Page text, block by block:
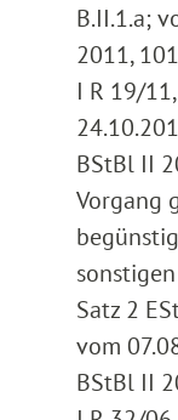
B.II.1.a;
2011,
I R 19/
BStBl II
Vorgang
sonstigen
Satz 2
vom
BStBl II